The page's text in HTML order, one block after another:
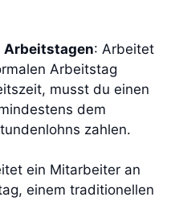
Arbeitstagen: Arbeitet
Arbeitstag
musst du einen
dem
zahlen.
ein Mitarbeiter an
einem traditionellen